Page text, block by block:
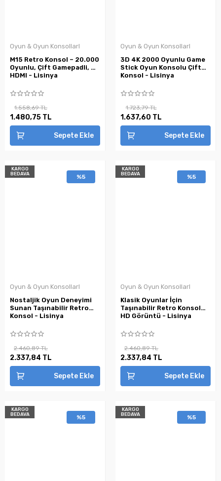
Oyun & Oyun KonsollarI
M15 Retro Konsol – 20.000
Oyunlu, Çift Gamepadli, 4K
HDMI - Lisinya
1.558,69 TL
1.480,75 TL
Sepete Ekle
Oyun & Oyun KonsollarI
3D 4K 2000 Oyunlu Game
Stick Oyun Konsolu Çift
Konsol - Lisinya
1.723,79 TL
1.637,60 TL
Sepete Ekle
KARGO
BEDAVA
%5
Oyun & Oyun KonsollarI
Nostaljik Oyun Deneyimi
Sunan Taşınabilir Retro
Konsol - Lisinya
2.460,89 TL
2.337,84 TL
Sepete Ekle
KARGO
BEDAVA
%5
Oyun & Oyun KonsollarI
Klasik Oyunlar İçin
Taşınabilir Retro Konsol
HD Görüntü - Lisinya
2.460,89 TL
2.337,84 TL
Sepete Ekle
KARGO
BEDAVA
%5
KARGO
BEDAVA
%5